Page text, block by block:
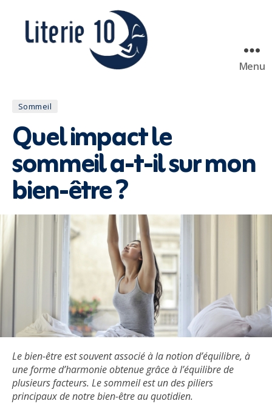
Menu
Sommeil
Quel impact le
sommeil a-t-il sur mon
bien-être ?
Le bien-être est souvent associé à la notion d’équilibre, à
une forme d’harmonie obtenue grâce à l’équilibre de
plusieurs facteurs. Le sommeil est un des piliers
principaux de notre bien-être au quotidien.